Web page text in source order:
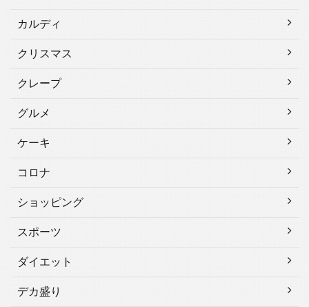
カルディ
クリスマス
クレープ
グルメ
ケーキ
コロナ
ショッピング
スポーツ
ダイエット
デカ盛り